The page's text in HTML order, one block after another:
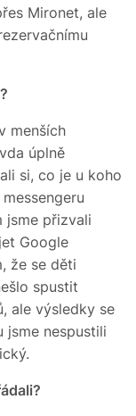
Mironet, ale
menších
úplně
si, co je u koho
jsme přizvali
Google
že se děti
spustit
ale výsledky se
jsme nespustili